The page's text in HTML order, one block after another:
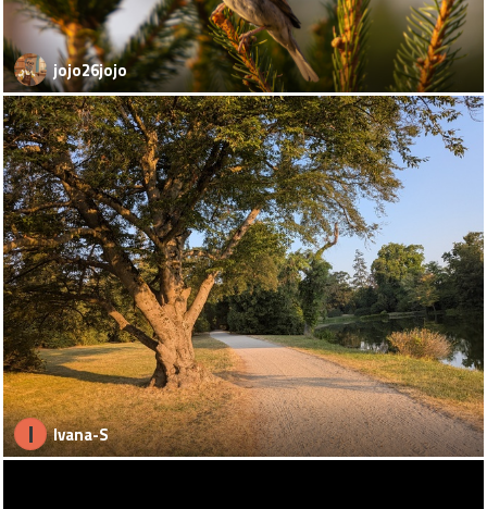
jojo26jojo
I Ivana-S